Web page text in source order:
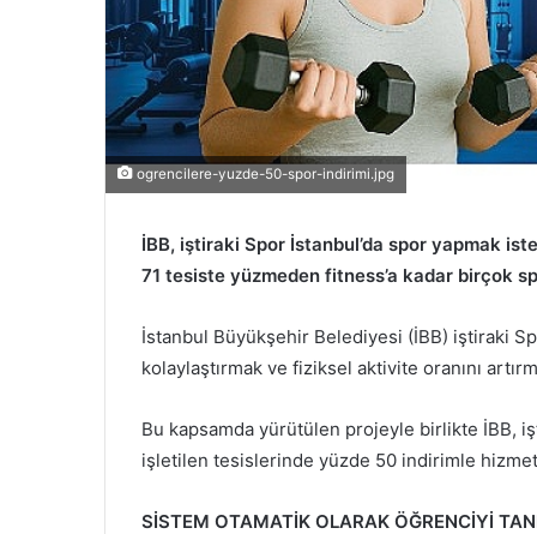
k
ogrencilere-yuzde-50-spor-indirimi.jpg
İBB, iştiraki Spor İstanbul’da spor yapmak
71 tesiste yüzmeden fitness’a kadar birçok
İstanbul Büyükşehir Belediyesi (İBB) iştiraki
kolaylaştırmak ve fiziksel aktivite oranını
Bu kapsamda yürütülen projeyle birlikte İBB,
işletilen tesislerinde yüzde 50 indirimle
SİSTEM OTAMATİK OLARAK ÖĞRENCİYİ